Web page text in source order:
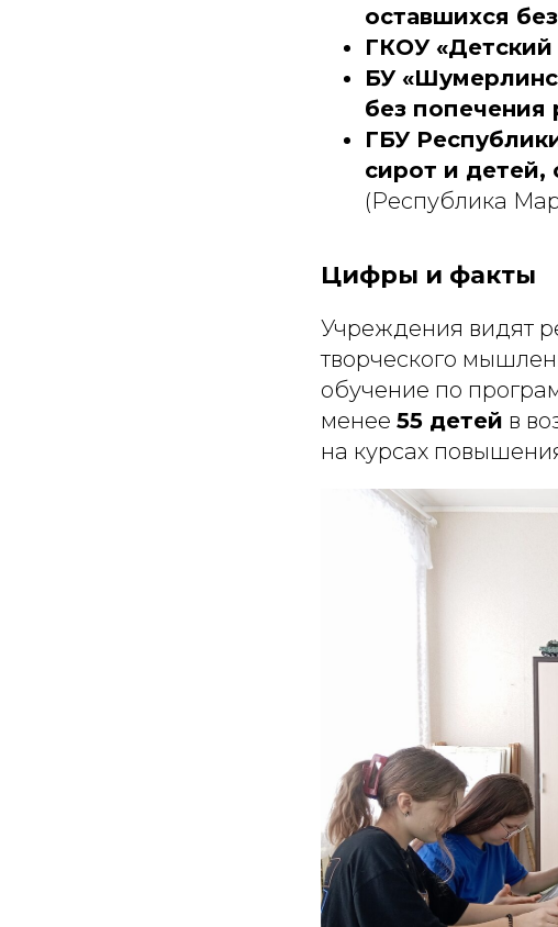
оставшихся
ГКОУ
БУ
без попечения
ГБУ
сирот и детей,
(Республика
Цифры и факты
Учреждения видят
творческого
обучение по
менее 55 детей в
на курсах